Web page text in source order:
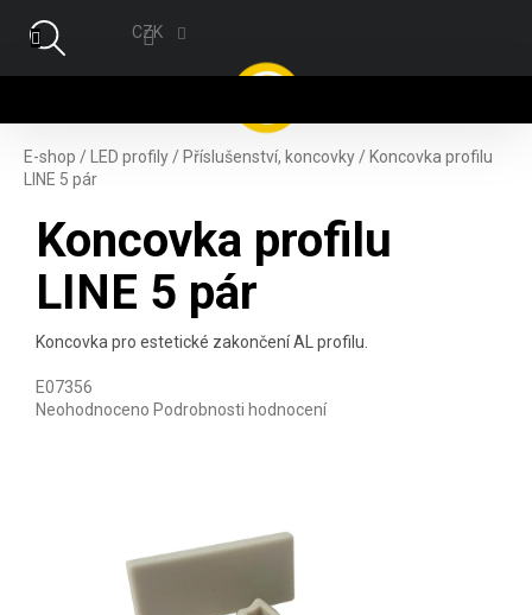
CZK
E-shop / LED profily / Příslušenství, koncovky / Koncovka profilu
LINE 5 pár
Koncovka profilu
LINE 5 pár
Koncovka pro estetické zakončení AL profilu.
E07356
Průměrné hodnocení produktu je 0,0 z 5 hvězdiček.
Neohodnoceno Podrobnosti hodnocení